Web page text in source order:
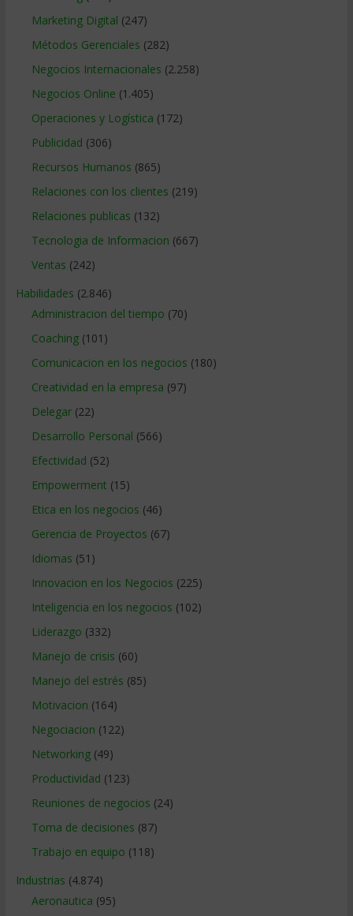
Marketing Digital (247)
Métodos Gerenciales (282)
Negocios Internacionales (2.258)
Negocios Online (1.405)
Operaciones y Logística (172)
Publicidad (306)
Recursos Humanos (865)
Relaciones con los clientes (219)
Relaciones publicas (132)
Tecnologia de Informacion (667)
Ventas (242)
Habilidades (2.846)
Administracion del tiempo (70)
Coaching(101)
Comunicacion en los negocios (180)
Creatividad en la empresa (97)
Delegar(22)
Desarrollo Personal (566)
Efectividad (52)
Empowerment (15)
Etica en los negocios (46)
Gerencia de Proyectos (67)
Idiomas (51)
Innovacion en los Negocios (225)
Inteligencia en los negocios (102)
Liderazgo (332)
Manejo de crisis (60)
Manejo del estrés (85)
Motivacion (164)
Negociacion (122)
Networking(49)
Productividad (123)
Reuniones de negocios (24)
Toma de decisiones (87)
Trabajo en equipo (118)
Industrias (4.874)
Aeronautica (95)